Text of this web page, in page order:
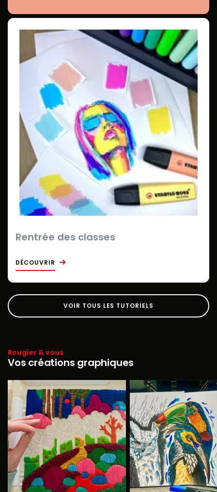
Rentrée des classes
DÉCOUVRIR
VOIR TOUS LES TUTORIELS
Rougier & vous
Vos créations graphiques